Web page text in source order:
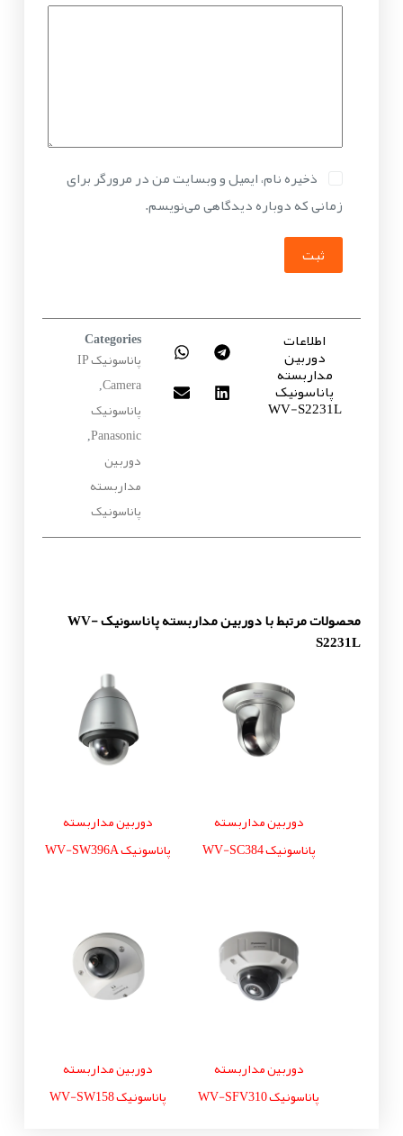
ذخیره نام، ایمیل و وبسایت من در مرورگر برای
زمانی که دوباره دیدگاهی می‌نویسم.
ثبت
اطلاعات
دوربین
مداربسته
پاناسونیک
WV-S2231L
Categories
پاناسونیک IP
Camera
پاناسونیک
Panasonic
دوربین
مداربسته
پاناسونیک
محصولات مرتبط با دوربین مداربسته پاناسونیک WV-
S2231L
دوربین مداربسته
پاناسونیک WV-SC384
دوربین مداربسته
پاناسونیک WV-SW396A
دوربین مداربسته
پاناسونیک WV-SFV310
دوربین مداربسته
پاناسونیک WV-SW158